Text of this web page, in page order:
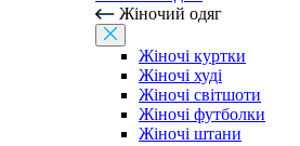
Жіночий одяг
Жіночі куртки
Жіночі худі
Жіночі світшоти
Жіночі футболки
Жіночі штани